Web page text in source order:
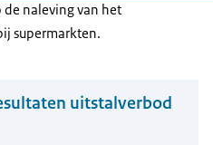
de naleving van het
supermarkten.
uitstalverbod